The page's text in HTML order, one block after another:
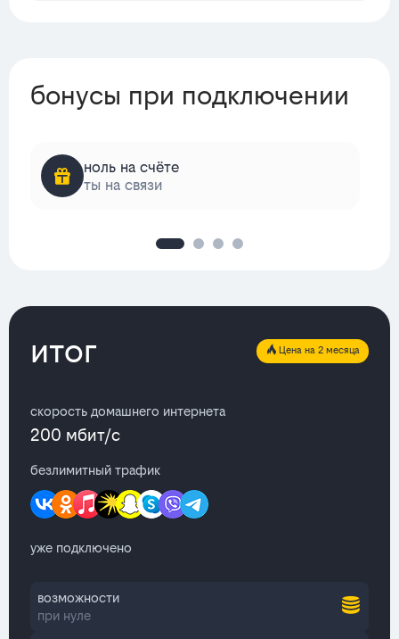
бонусы при подключении
ноль на счёте
ты на связи
итог Цена на 2 месяца
скорость домашнего интернета
200 мбит/с
безлимитный трафик
уже подключено
возможности
при нуле